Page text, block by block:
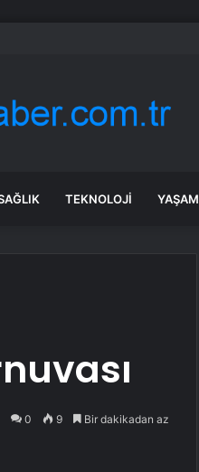
yapmayacaksınız”
TEKNOLOJI YAŞAM
0 9 Bir dakikadan az